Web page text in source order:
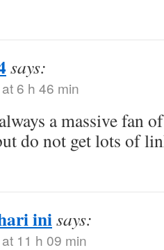
says:
6 h 46 min
a massive fan
do not get lots of
inisays:
11 h 09 min